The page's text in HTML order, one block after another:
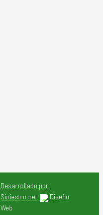
Desarrollado por
Siniestro.net
Diseño
Web